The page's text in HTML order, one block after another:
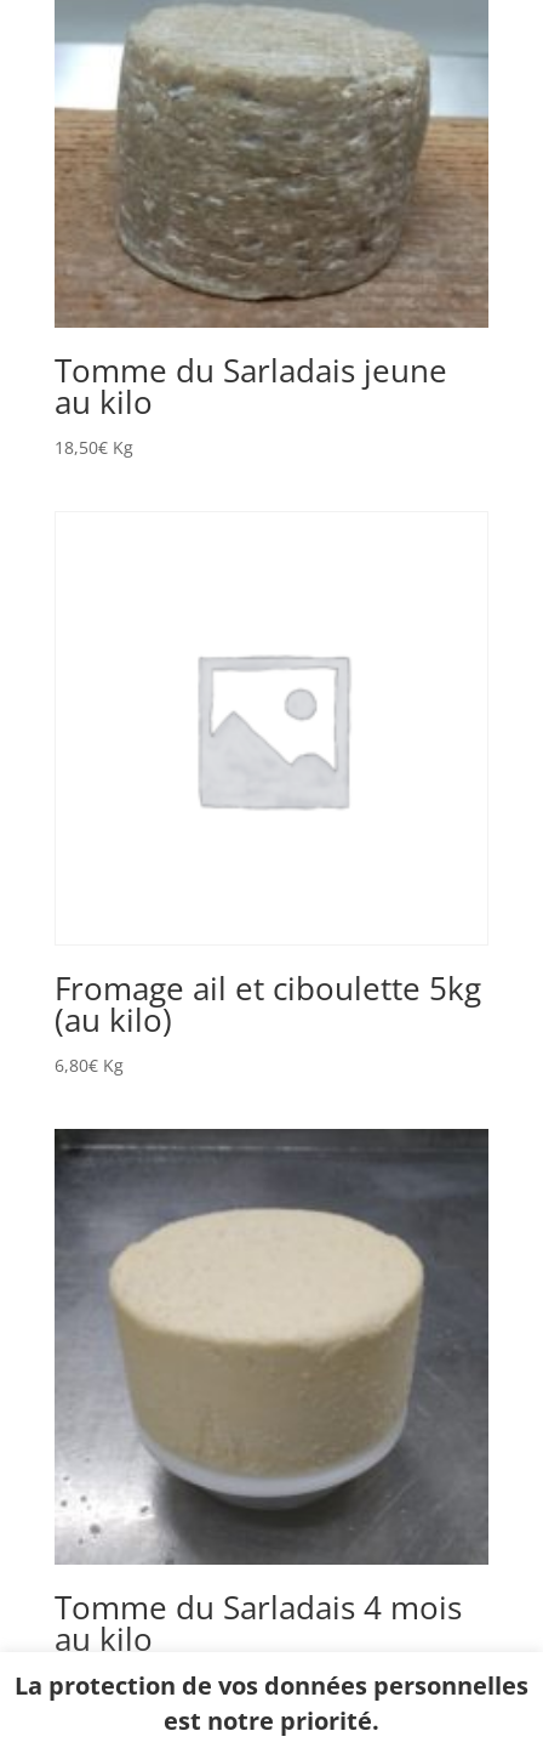
Tomme du Sarladais jeune
au kilo
18,50€ Kg
Fromage ail et ciboulette 5kg
(au kilo)
6,80€ Kg
Tomme du Sarladais 4 mois
au kilo
20,50€ Kg
La protection de vos données personnelles
est notre priorité.